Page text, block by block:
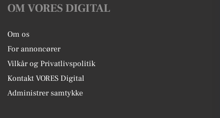
OM VORES DIGITAL
Om os
For annoncører
Vilkår og Privatlivspolitik
Kontakt VORES Digital
Administrer samtykke